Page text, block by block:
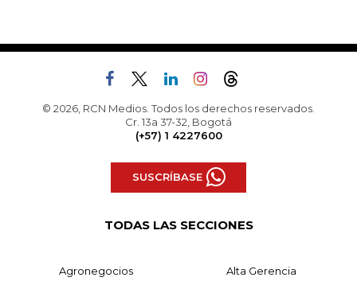
© 2026, RCN Medios. Todos los derechos reservados.
Cr. 13a 37-32, Bogotá
(+57) 1 4227600
SUSCRÍBASE
TODAS LAS SECCIONES
Agronegocios Alta Gerencia